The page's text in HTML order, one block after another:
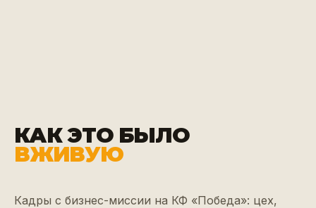
КАК ЭТО БЫЛО
ВЖИВУЮ
Кадры с бизнес-миссии на КФ «Победа»: цех,